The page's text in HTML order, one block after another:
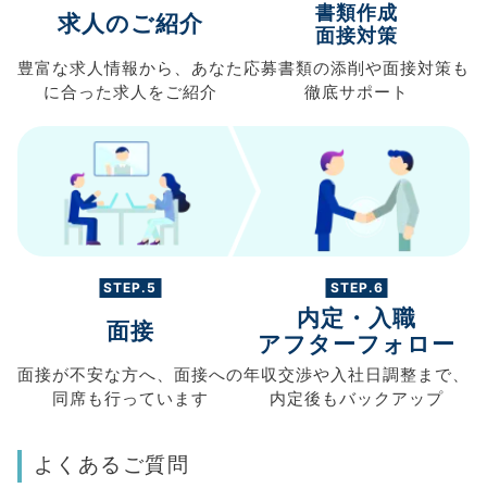
求人のご紹介
豊富な求人情報から、 あなた
に合った求人を ご紹介
書類作成
面接対策
応募書類の添削や面接対策も
徹底サポート
STEP.5
面接
面接が不安な方へ、 面接への
同席も行っています
STEP.6
内定・入職
アフターフォロー
年収交渉や入社日調整まで、
内定後もバックアップ
よくあるご質問